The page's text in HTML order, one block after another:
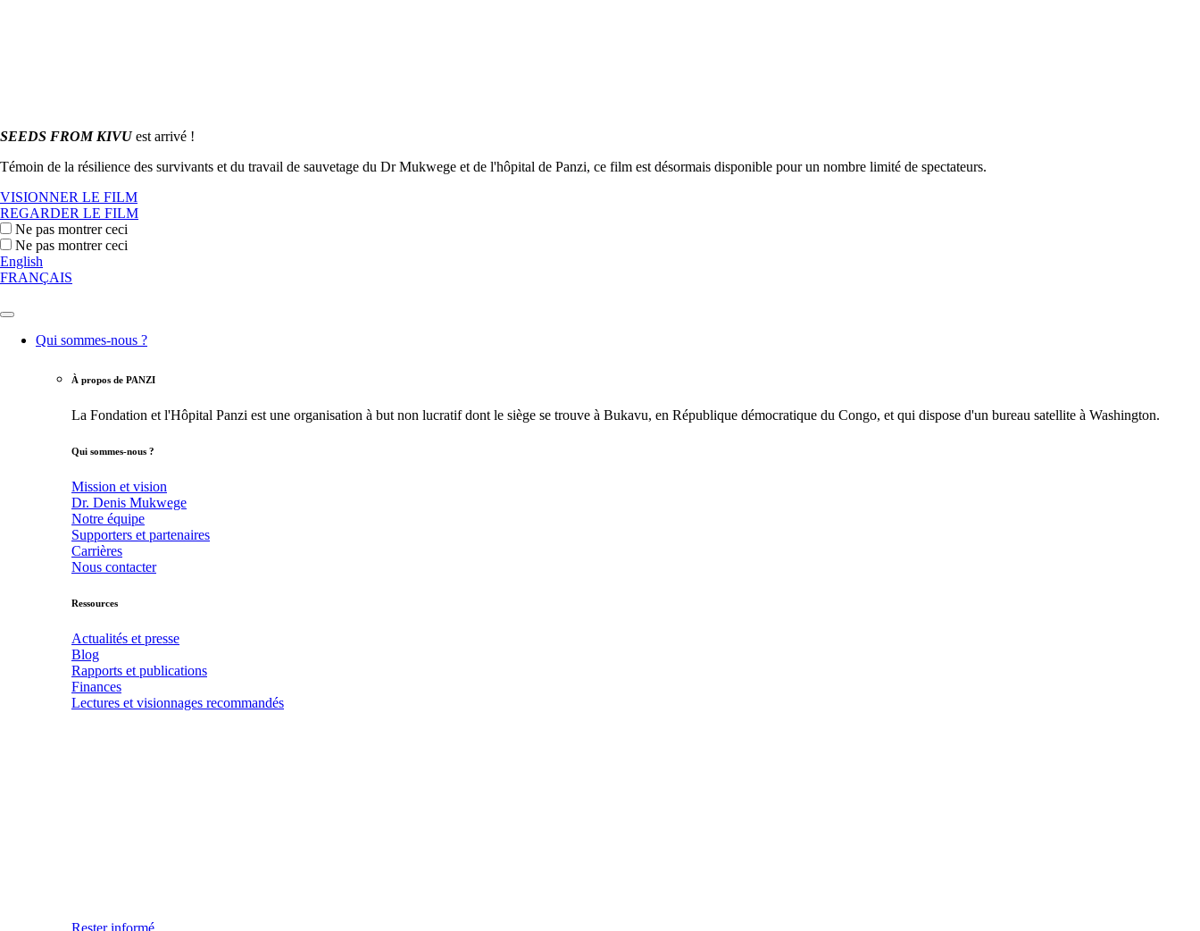
SEEDS FROM KIVUest arrivé !
Témoin de la résilience des survivants et du travail de sauvetage du Dr Mukwege et de l'hôpital de Panzi, ce film est désormais disponible pour un nombre limité de spectateurs.
VISIONNER LE FILM
REGARDER LE FILM
Ne pas montrer ceci
Ne pas montrer ceci
English
FRANÇAIS
Qui sommes-nous ?
À propos de PANZI
La Fondation et l'Hôpital Panzi est une organisation à but non lucratif dont le siège se trouve à Bukavu, en République démocratique du Congo, et qui dispose d'un bureau satellite à Washington.
Qui sommes-nous ?
Mission et vision
Dr. Denis Mukwege
Notre équipe
Supporters et partenaires
Carrières
Nous contacter
Ressources
Actualités et presse
Blog
Rapports et publications
Finances
Lectures et visionnages recommandés
Rester informé